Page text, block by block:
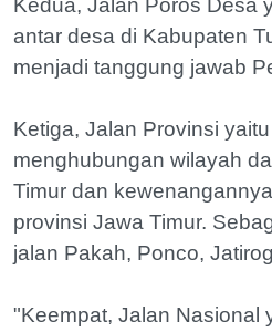
Kedua, Jalan Poros Desa
antar desa di Kabupaten
menjadi tanggung jawab
Ketiga, Jalan Provinsi
menghubungan wilayah
Timur dan
provinsi Jawa Timur.
jalan Pakah, Ponco,
"Keempat, Jalan Nasional